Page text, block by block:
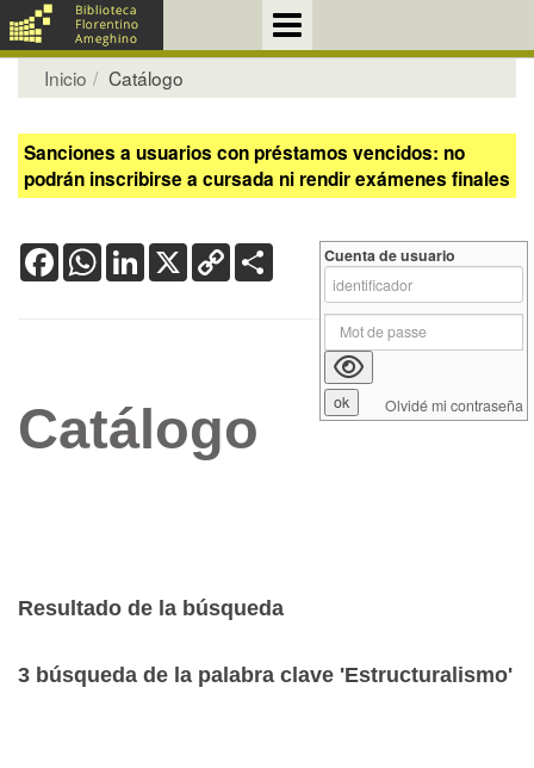
Inicio Catálogo
Sanciones a usuarios con préstamos vencidos: no
podrán inscribirse a cursada ni rendir exámenes finales
FacebookWhatsApp
LinkedIn
X Copy
Link
Catálogo
Resultado de la búsqueda
3 búsqueda de la palabra clave 'Estructuralismo'
Cuenta de usuario
Olvidé mi contraseña